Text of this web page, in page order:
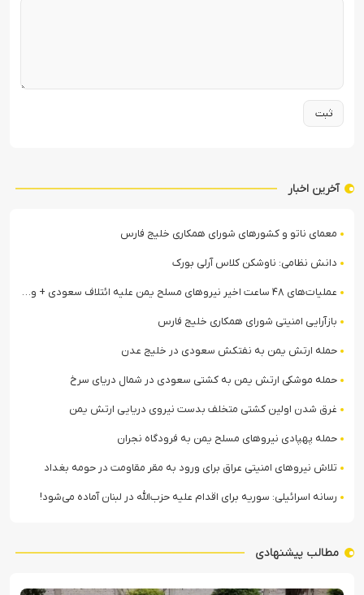
آخرین اخبار
معمای ناتو و کشورهای شورای همکاری خلیج فارس
دانش نظامی: ناوشکن کلاس آرلی بورک
عملیات‌های ۴۸ ساعت اخیر نیروهای مسلح یمن علیه ائتلاف سعودی + ویدیو
بازآرایی امنیتی شورای همکاری خلیج فارس
حمله ارتش یمن به نفتکش سعودی در خلیج عدن
حمله موشکی ارتش یمن به کشتی سعودی در شمال دریای سرخ
غرق شدن اولین کشتی متخلف بدست نیروی دریایی ارتش یمن
حمله پهپادی نیروهای مسلح یمن به فرودگاه نجران
تلاش نیروهای امنیتی عراق برای ورود به مقر مقاومت در حومه بغداد
رسانه اسرائیلی: سوریه برای اقدام علیه حزب‌الله در لبنان آماده می‌شود!
مطالب پیشنهادی